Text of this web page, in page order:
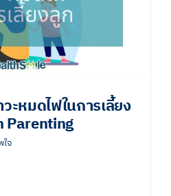
ะหมดไฟในการเลี้ยง
Parenting
จ